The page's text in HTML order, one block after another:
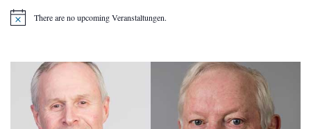
Notice There are no upcoming Veranstaltungen.